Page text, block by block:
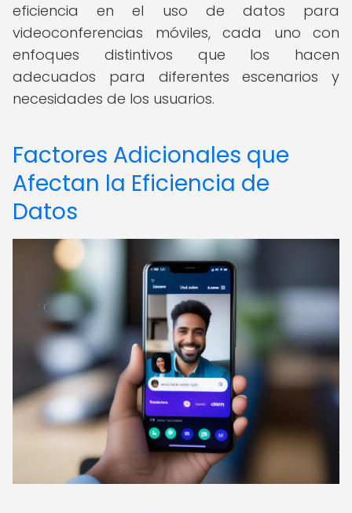
eficiencia en el uso de datos para
videoconferencias móviles, cada uno con
enfoques distintivos que los hacen
adecuados para diferentes escenarios y
necesidades de los usuarios.
Factores Adicionales que
Afectan la Eficiencia de
Datos